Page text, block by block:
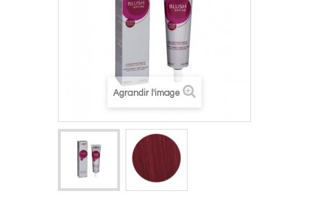
Agrandir l'image